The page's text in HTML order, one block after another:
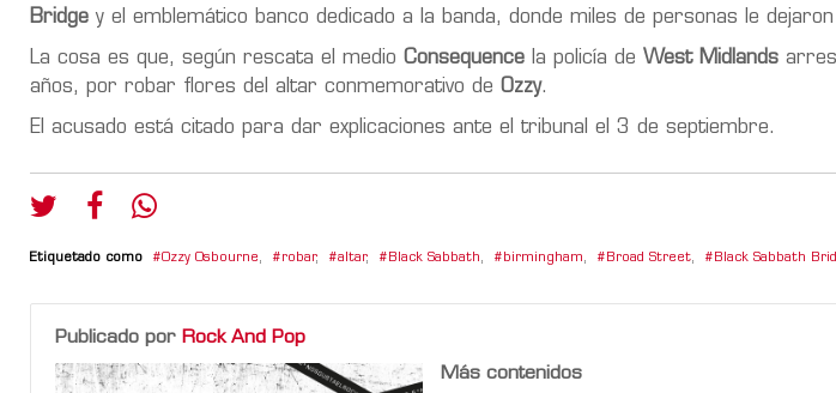
Bridge y el emblemático banco dedicado a la banda, donde miles de personas le
La cosa es que, según rescata el medio Consequence la policía de West Midlands
años, por robar flores del altar conmemorativo de Ozzy.
El acusado está citado para dar explicaciones ante el tribunal el 3 de septiembre.
Etiquetado como Ozzy Osbourne, robar, altar, Black Sabbath, birmingham, Broad Street, Black Sabbath
Publicado por Rock And Pop
Más contenidos